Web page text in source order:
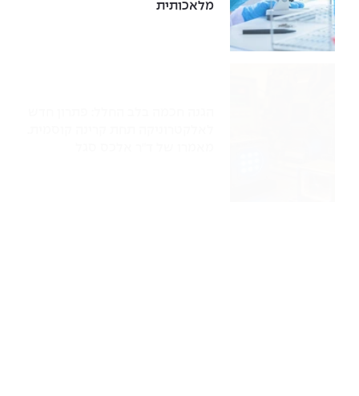
מלאכותית
אווירה נפיצה במתקני חשמל ומכשור
The Afeka Shop
חנות החדשנות והיזמות